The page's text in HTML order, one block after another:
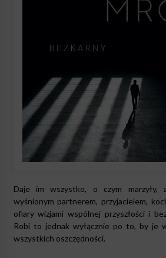
Daje im wszystko, o czym
wyśnionym partnerem, przyjacielem,
ofiary wizjami wspólnej przyszłości i
Robi to jednak wyłącznie po to, by je
wszystkich oszczędności.